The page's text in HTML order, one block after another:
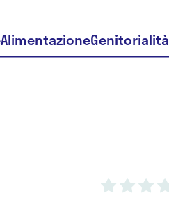
AlimentazioneGenitorialità